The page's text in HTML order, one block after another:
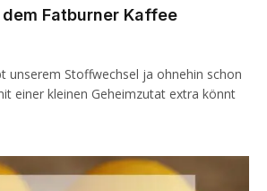
Fatburner Kaffee
unserem Stoffwechsel ja ohnehin schon
einer kleinen Geheimzutat extra könnt